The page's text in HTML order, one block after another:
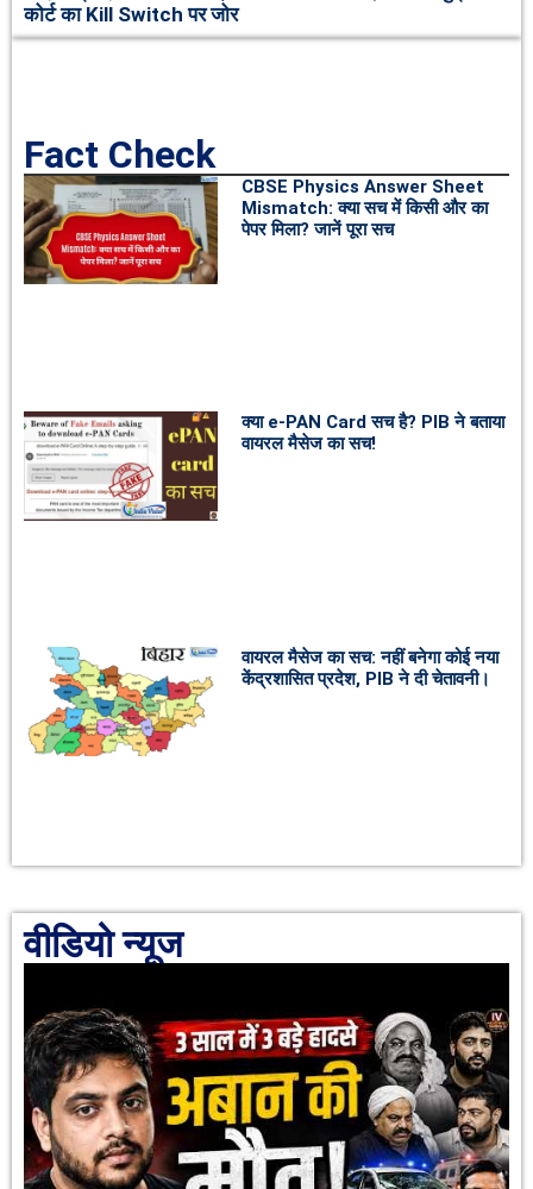
कोर्ट का Kill Switch पर जोर
Fact Check
CBSE Physics Answer Sheet
Mismatch: क्या सच में किसी और का
पेपर मिला? जानें पूरा सच
क्या e-PAN Card सच है? PIB ने बताया
वायरल मैसेज का सच!
वायरल मैसेज का सच: नहीं बनेगा कोई नया
केंद्रशासित प्रदेश, PIB ने दी चेतावनी।
वीडियो न्यूज